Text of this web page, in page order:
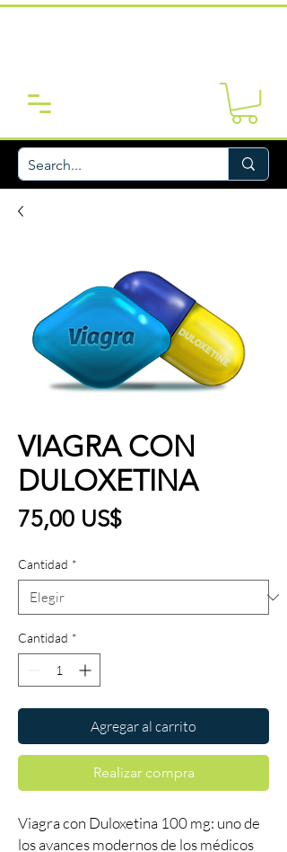
VIAGRA CON
DULOXETINA
75,00 US$Precio
Cantidad *
Cantidad *
Agregar al carrito
Realizar compra
Viagra con Duloxetina 100 mg: uno de
los avances modernos de los médicos